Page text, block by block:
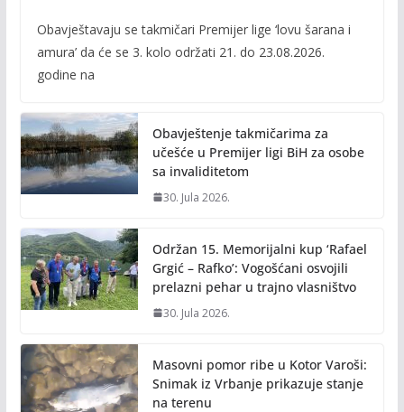
e
b
o
k
ittai p
n
k
Obavještavaju se takmičari Premijer lige ‘lovu šarana i
amura’ da će se 3. kolo održati 21. do 23.08.2026.
godine na
Obavještenje takmičarima za
učešće u Premijer ligi BiH za osobe
sa invaliditetom
30. Jula 2026.
Održan 15. Memorijalni kup ‘Rafael
Grgić – Rafko’: Vogošćani osvojili
prelazni pehar u trajno vlasništvo
30. Jula 2026.
Masovni pomor ribe u Kotor Varoši:
Snimak iz Vrbanje prikazuje stanje
na terenu